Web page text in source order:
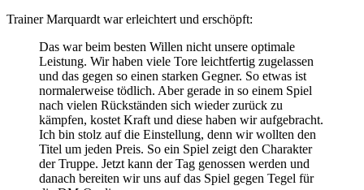
Trainer Marquardt war erleichtert und erschöpft:
Das war beim besten Willen nicht unsere optimale
Leistung. Wir haben viele Tore leichtfertig zugelassen
und das gegen so einen starken Gegner. So etwas ist
normalerweise tödlich. Aber gerade in so einem Spiel
nach vielen Rückständen sich wieder zurück zu
kämpfen, kostet Kraft und diese haben wir aufgebracht.
Ich bin stolz auf die Einstellung, denn wir wollten den
Titel um jeden Preis. So ein Spiel zeigt den Charakter
der Truppe. Jetzt kann der Tag genossen werden und
danach bereiten wir uns auf das Spiel gegen Tegel für